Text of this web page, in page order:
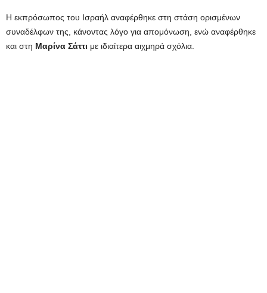
Η εκπρόσωπος του Ισραήλ αναφέρθηκε στη στάση ορισμένων
συναδέλφων της, κάνοντας λόγο για απομόνωση, ενώ αναφέρθηκε
και στη Μαρίνα Σάττι με ιδιαίτερα αιχμηρά σχόλια.